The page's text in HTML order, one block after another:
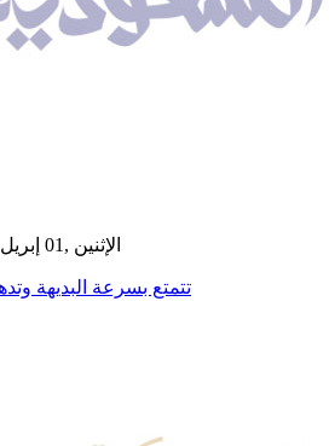
GMT 13:10 2019 الإثنين ,01 إبريل / نيسان
تتمتع بسرعة البديهة